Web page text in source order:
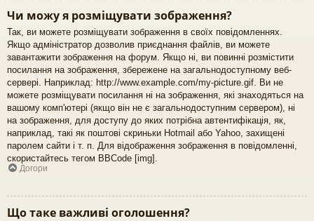
Чи можу я розміщувати зображення?
Так, ви можете розміщувати зображення в своїх повідомленнях.
Якщо адміністратор дозволив приєднання файлів, ви можете
завантажити зображення на форум. Якщо ні, ви повинні розмістити
посилання на зображення, збережене на загальнодоступному веб-
сервері. Наприклад: http://www.example.com/my-picture.gif. Ви не
можете розміщувати посилання ні на зображення, які знаходяться на
вашому комп'ютері (якщо він не є загальнодоступним сервером), ні
на зображення, для доступу до яких потрібна автентифікація, як,
наприклад, такі як поштові скриньки Hotmail або Yahoo, захищені
паролем сайти і т. п. Для відображення зображення в повідомленні,
скористайтесь тегом BBCode [img].
Догори
Що таке важливі оголошення?